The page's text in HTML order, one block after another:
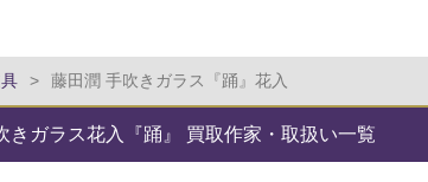
> 藤田潤 手吹きガラス『踊』花入
きガラス花入『踊』 買取作家・取扱い一覧